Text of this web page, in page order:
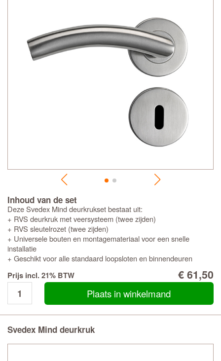
Inhoud van de set
Deze Svedex Mind deurkrukset bestaat uit:
+ RVS deurkruk met veersysteem (twee zijden)
+ RVS sleutelrozet (twee zijden)
+ Universele bouten en montagemateriaal voor een snelle
installatie
+ Geschikt voor alle standaard loopsloten en binnendeuren
Prijs incl. 21% BTW
€ 61,50
Plaats in winkelmand
Svedex Mind deurkruk